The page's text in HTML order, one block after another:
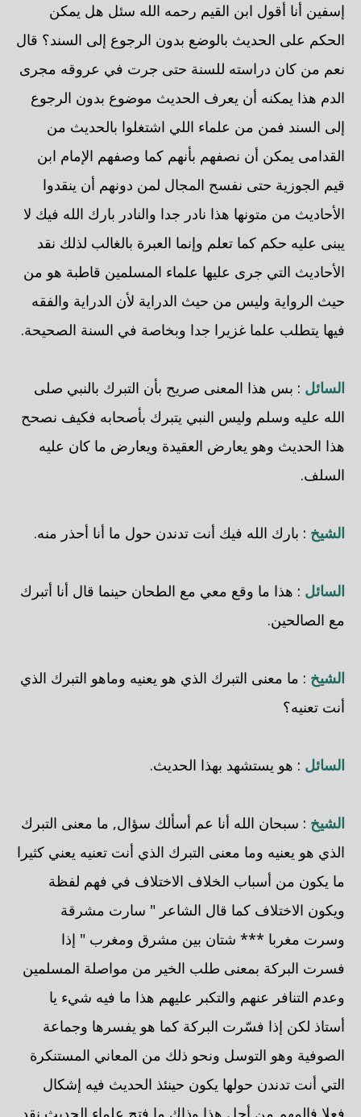
إسفين أنا أقول ابن القيم رحمه الله سئل هل يمكن
الحكم على الحديث بالوضع بدون الرجوع إلى السند؟ قال
نعم من كان دراسته للسنة حتى جرت في عروقه مجرى
الدم هذا يمكنه أن يعرف الحديث موضوع بدون الرجوع
إلى السند فمن من علماء اللي اشتغلوا بالحديث من
القدامى يمكن أن نصفهم بأنهم كما وصفهم الإمام ابن
قيم الجوزية حتى نفسح المجال لمن دونهم أن ينقدوا
الأحاديث من متونها هذا نادر جدا والنادر بارك الله فيك لا
يبنى عليه حكم كما تعلم وإنما العبرة بالغالب لذلك نقد
الأحاديث التي جرى عليها علماء المسلمين قاطبة هو من
حيث الرواية وليس من حيث الدراية لأن الدراية والفقه
فيها يتطلب علما غزيرا جدا وبخاصة في السنة الصحيحة.
السائل : بس هذا المعنى صريح بأن التبرك بالنبي صلى
الله عليه وسلم وليس النبي يتبرك بأصحابه فكيف نصحح
هذا الحديث وهو يعارض العقيدة ويعارض ما كان عليه
السلف.
الشيخ : بارك الله فيك أنت تدندن حول ما أنا أحذر منه.
السائل : هذا ما وقع معي مع الطحان حينما قال أنا أتبرك
مع الصالحين.
الشيخ : ما معنى التبرك الذي هو يعنيه وماهو التبرك الذي
أنت تعنيه؟
السائل : هو يستشهد بهذا الحديث.
الشيخ : سبحان الله أنا عم أسألك سؤال, ما معنى التبرك
الذي هو يعنيه وما معنى التبرك الذي أنت تعنيه يعني كثيرا
ما يكون من أسباب الخلاف الاختلاف في فهم لفظة
ويكون الاختلاف كما قال الشاعر " سارت مشرقة
وسرت مغربا *** شتان بين مشرق ومغرب " إذا
فسرت البركة بمعنى طلب الخير من مواصلة المسلمين
وعدم التنافر عنهم والتكبر عليهم هذا ما فيه شيء يا
أستاذ لكن إذا فسّرت البركة كما هو يفسرها وجماعة
الصوفية وهو التوسل ونحو ذلك من المعاني المستنكرة
التي أنت تدندن حولها يكون حينئذ الحديث فيه إشكال